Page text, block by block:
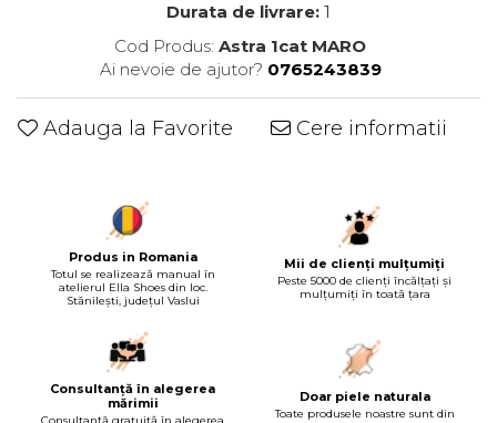
Durata de livrare: 1
Cod Produs: Astra 1cat MARO
Ai nevoie de ajutor? 0765243839
Adauga la Favorite Cere informatii
Produs in Romania
Totul se realizează manual în
atelierul Ella Shoes din loc.
Stănilești, județul Vaslui
Mii de clienți mulțumiți
Peste 5000 de clienți încălțați și
mulțumiți în toată țara
Consultanță în alegerea
mărimii
Doar piele naturala
Toate produsele noastre sunt din